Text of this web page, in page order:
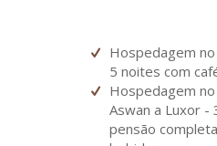
Hospedagem
5 noites com
Hospedagem
Aswan a Luxor -
pensão